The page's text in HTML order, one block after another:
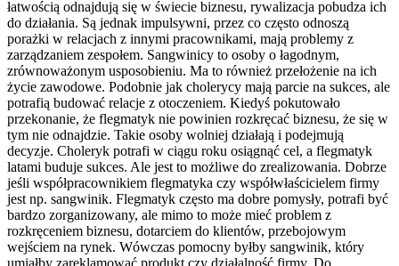
łatwością odnajdują się w świecie biznesu, rywalizacja pobudza ich
do działania. Są jednak impulsywni, przez co często odnoszą
porażki w relacjach z innymi pracownikami, mają problemy z
zarządzaniem zespołem. Sangwinicy to osoby o łagodnym,
zrównoważonym usposobieniu. Ma to również przełożenie na ich
życie zawodowe. Podobnie jak cholerycy mają parcie na sukces, ale
potrafią budować relacje z otoczeniem. Kiedyś pokutowało
przekonanie, że flegmatyk nie powinien rozkręcać biznesu, że się w
tym nie odnajdzie. Takie osoby wolniej działają i podejmują
decyzje. Choleryk potrafi w ciągu roku osiągnąć cel, a flegmatyk
latami buduje sukces. Ale jest to możliwe do zrealizowania. Dobrze
jeśli współpracownikiem flegmatyka czy współwłaścicielem firmy
jest np. sangwinik. Flegmatyk często ma dobre pomysły, potrafi być
bardzo zorganizowany, ale mimo to może mieć problem z
rozkręceniem biznesu, dotarciem do klientów, przebojowym
wejściem na rynek. Wówczas pomocny byłby sangwinik, który
umiałby zareklamować produkt czy działalność firmy. Do